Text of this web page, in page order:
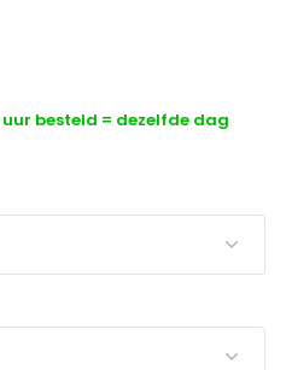
besteld = dezelfde dag